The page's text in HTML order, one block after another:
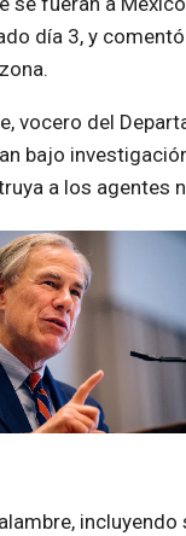
día 3, y
vocero del
bajo
a los agentes